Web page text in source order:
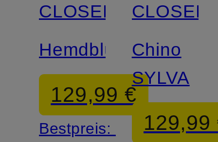
Zertifiziert
CLOSED
Hemdbluse
129,99 €
Bestpreis:
Zertifiziert
CLOSED
Chino
SYLVA
129,99